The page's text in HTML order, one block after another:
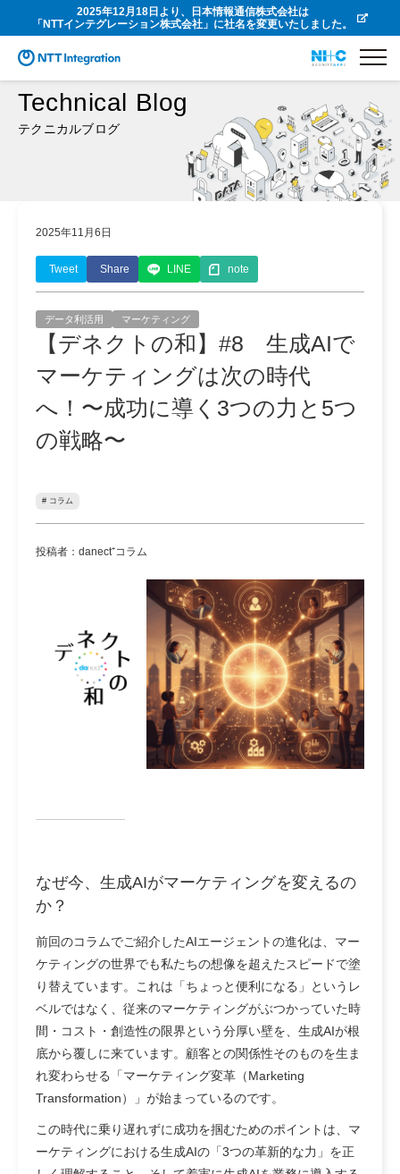
2025年12月18日より、日本情報通信株式会社は
「NTTインテグレーション株式会社」に社名を変更いたしました。
Technical Blog
テクニカルブログ
2025年11月6日
Tweet Share LINE note
データ利活用 マーケティング
【デネクトの和】#8 生成AIで
マーケティングは次の時代
へ！〜成功に導く3つの力と5つ
の戦略〜
# コラム
投稿者：danect⁺コラム
なぜ今、生成AIがマーケティングを変えるの
か？
前回のコラムでご紹介したAIエージェントの進化は、マー
ケティングの世界でも私たちの想像を超えたスピードで塗
り替えています。これは「ちょっと便利になる」というレ
ベルではなく、従来のマーケティングがぶつかっていた時
間・コスト・創造性の限界という分厚い壁を、生成AIが根
底から覆しに来ています。顧客との関係性そのものを生ま
れ変わらせる「マーケティング変革（Marketing
Transformation）」が始まっているのです。
この時代に乗り遅れずに成功を掴むためのポイントは、マ
ーケティングにおける生成AIの「3つの革新的な力」を正